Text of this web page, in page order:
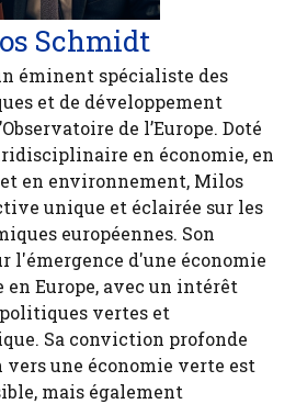
Schmidt
éminent spécialiste des
et de développement
de l’Europe. Doté
en économie, en
en environnement, Milos
unique et éclairée sur les
européennes. Son
l'émergence d'une économie
Europe, avec un intérêt
vertes et
Sa conviction profonde
une économie verte est
mais également